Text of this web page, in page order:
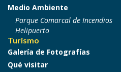
Medio Ambiente
Parque Comarcal de Incendios
Helipuerto
Turismo
Galería de Fotografías
Qué visitar